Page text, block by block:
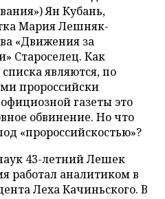
Ян Кубань,
Мария Лешняк-
«Движения за
Староселец. Как
являются, по
пророссийски
газеты это
обвинение. Но что
«пророссийскостью»?
43-летний Лешек
работал аналитиком в
Леха Качиньского. В